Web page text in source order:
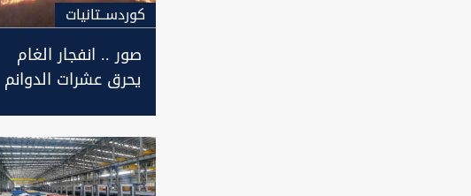
كوردســتانيات
صور .. انفجار الغام
يحرق عشرات الدوانم
السليمانية